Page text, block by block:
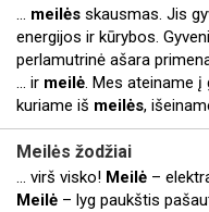
... meilės skausmas. Jis
energijos ir kūrybos.
perlamutrinė ašara
... ir meilė. Mes ateiname į
kuriame iš meilės,
Meilės žodžiai
... virš visko! Meilė –
Meilė – lyg paukštis